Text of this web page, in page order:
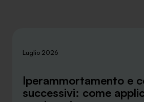
Luglio 2026
Iperammortamento e
successivi: come